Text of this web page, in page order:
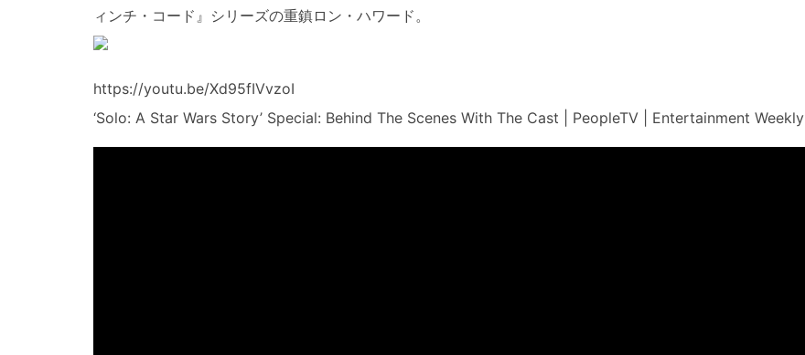
ィンチ・コード』シリーズの重鎮ロン・ハワード。
https://youtu.be/Xd95fIVvzoI
‘Solo: A Star Wars Story’ Special: Behind The Scenes With The Cast | PeopleTV | Entertainment Weekly